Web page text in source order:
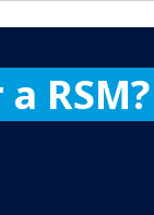
RSM?